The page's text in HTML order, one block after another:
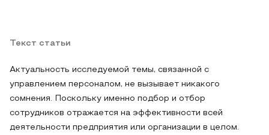
Текст статьи
Актуальность исследуемой темы, связанной с
управлением персоналом, не вызывает никакого
сомнения. Поскольку именно подбор и отбор
сотрудников отражается на эффективности всей
деятельности предприятия или организации в целом.